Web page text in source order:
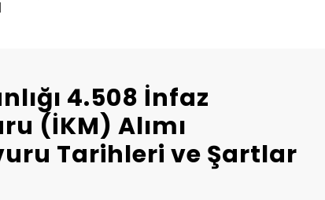
4.508 İnfaz
(İKM) Alımı
Tarihleri ve Şartlar